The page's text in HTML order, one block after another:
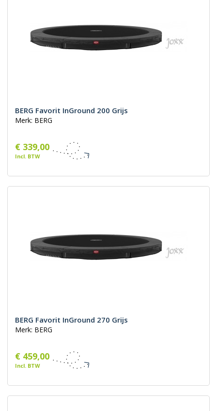
BERG Favorit InGround 200 Grijs
Merk: BERG
€ 339,00
Incl. BTW
BERG Favorit InGround 270 Grijs
Merk: BERG
€ 459,00
Incl. BTW